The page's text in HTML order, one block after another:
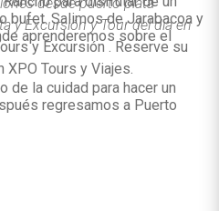
y Excursión y Tour del dia en
y Excursión . Reserve su
XPO Tours y Viajes.
bufet. Salimos de Jarabacoa y
aprenderemos sobre el
de la cuidad para hacer un
regresamos a Puerto